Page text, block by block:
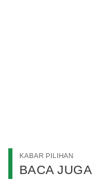
KABAR PILIHAN
BACA JUGA